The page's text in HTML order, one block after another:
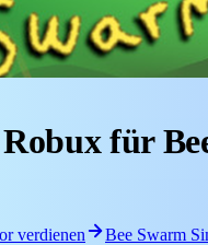
für
verdienen Bee Swarm